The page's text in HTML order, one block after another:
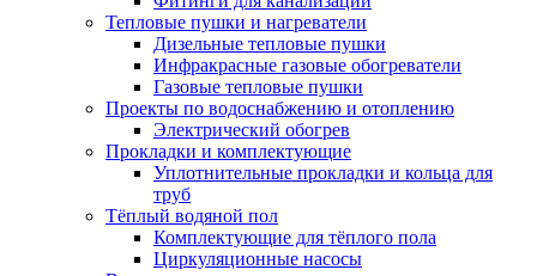
Тепловые пушки и нагреватели
Дизельные тепловые пушки
Инфракрасные газовые обогреватели
Газовые тепловые пушки
Проекты по водоснабжению и отоплению
Электрический обогрев
Прокладки и комплектующие
Уплотнительные прокладки и кольца для
труб
Тёплый водяной пол
Комплектующие для тёплого пола
Циркуляционные насосы